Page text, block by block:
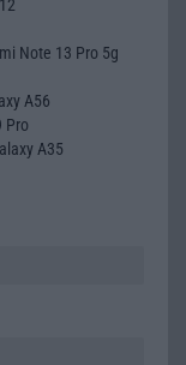
Note 13 Pro 5g
A56
Pro
A35